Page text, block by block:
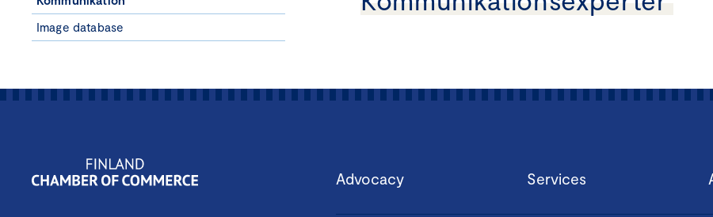
Image database
Advocacy Services